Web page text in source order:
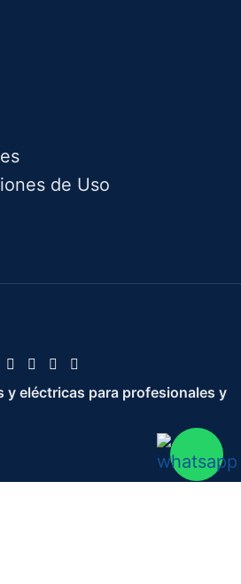
de Uso
y eléctricas para profesionales y